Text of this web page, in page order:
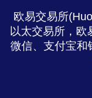
欧易交易所
以太交易所，欧
微信、支付宝和